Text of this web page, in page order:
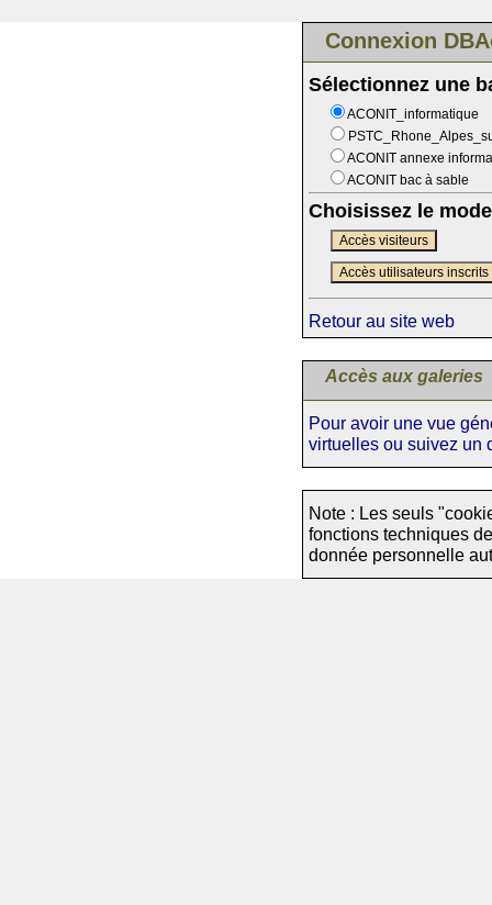
Connexion
Sélectionnez une
ACONIT_informatique
ACONIT annexe
ACONIT bac à sable
Choisissez le
Accès visiteurs
Accès utilisateurs inscrits
Retour au site web
Accès aux galeries
Pour avoir une vue
virtuelles ou suivez un
Note : Les seuls
fonctions techniques
donnée personnelle